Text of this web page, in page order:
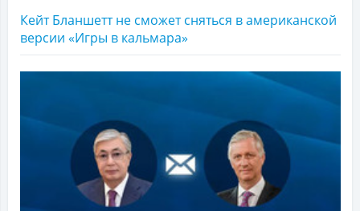
Кейт Бланшетт не сможет сняться в американской
версии «Игры в кальмара»